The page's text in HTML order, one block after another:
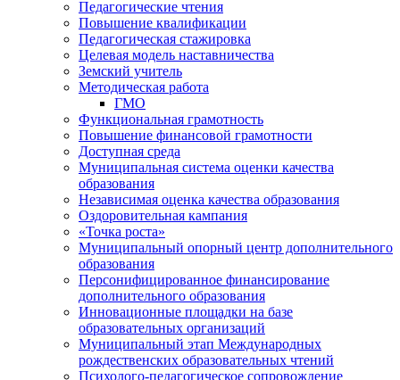
Педагогические чтения
Повышение квалификации
Педагогическая стажировка
Целевая модель наставничества
Земский учитель
Методическая работа
ГМО
Функциональная грамотность
Повышение финансовой грамотности
Доступная среда
Муниципальная система оценки качества
образования
Независимая оценка качества образования
Оздоровительная кампания
«Точка роста»
Муниципальный опорный центр дополнительного
образования
Персонифицированное финансирование
дополнительного образования
Инновационные площадки на базе
образовательных организаций
Муниципальный этап Международных
рождественских образовательных чтений
Психолого-педагогическое сопровождение